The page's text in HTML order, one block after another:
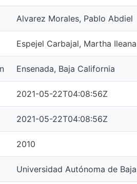
Alvarez Morales, Pablo Abdiel
Espejel Carbajal, Martha Ileana
Ensenada, Baja California
2021-05-22T04:08:56Z
2021-05-22T04:08:56Z
2010
Universidad Autónoma de